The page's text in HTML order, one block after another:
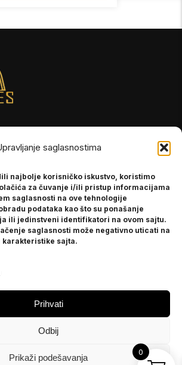
saglasnostima
najbolje korisničko iskustvo, koristimo
za čuvanje i/ili pristup informacijama
saglasnosti na ove tehnologije
podataka kao što su ponašanje
ili jedinstveni identifikatori na ovom sajtu.
saglasnosti može negativno uticati na
sajta.
Prihvati
Odbij
Prikaži podešavanja
0